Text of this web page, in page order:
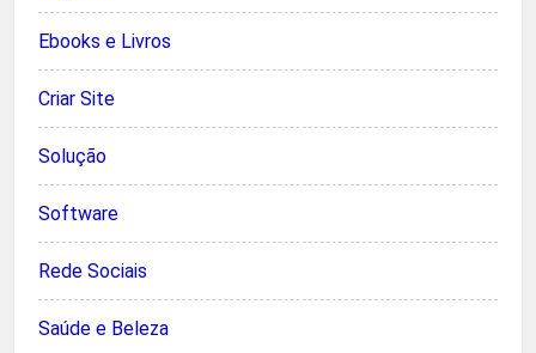
Ebooks e Livros
Criar Site
Solução
Software
Rede Sociais
Saúde e Beleza